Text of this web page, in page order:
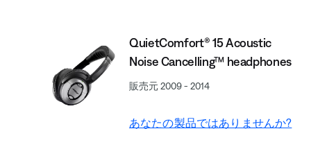
QuietComfort® 15 Acoustic
Noise Cancelling™ headphones
販売元 2009 - 2014
あなたの製品ではありませんか?